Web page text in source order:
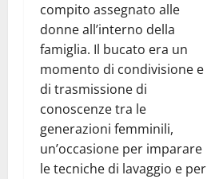
compito assegnato alle
donne all’interno della
famiglia. Il bucato era un
momento di condivisione e
di trasmissione di
conoscenze tra le
generazioni femminili,
un’occasione per imparare
le tecniche di lavaggio e per